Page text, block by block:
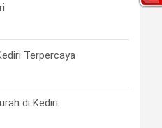
Terpercaya
di Kediri